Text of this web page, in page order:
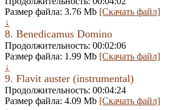
Размер файла: 3.76 Mb [Скачать файл]
↓
8. Benedicamus Domino
Продолжительность: 00:02:06
Размер файла: 1.99 Mb [Скачать файл]
↓
9. Flavit auster (instrumental)
Продолжительность: 00:04:24
Размер файла: 4.09 Mb [Скачать файл]